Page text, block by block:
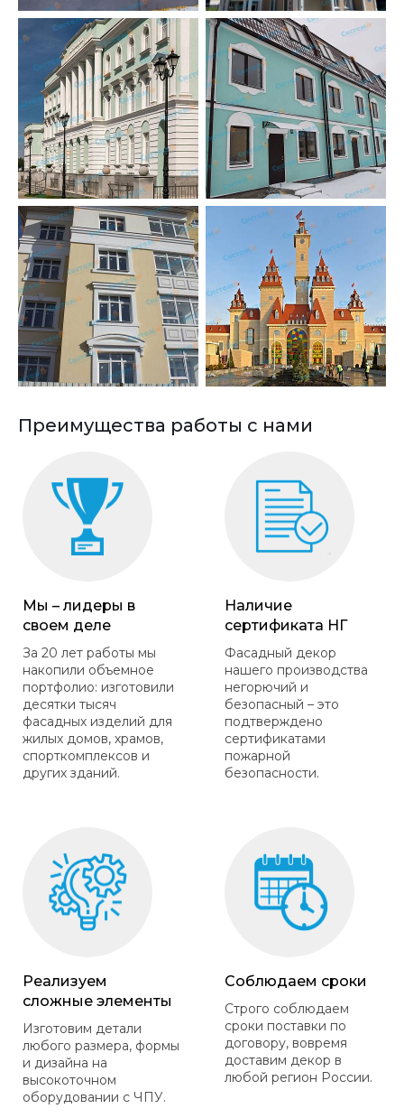
Преимущества работы с нами
Мы – лидеры в
своем деле
За 20 лет работы мы
накопили объемное
портфолио: изготовили
десятки тысяч
фасадных изделий для
жилых домов, храмов,
спорткомплексов и
других зданий.
Наличие
сертификата НГ
Фасадный декор
нашего производства
негорючий и
безопасный – это
подтверждено
сертификатами
пожарной
безопасности.
Реализуем
сложные элементы
Изготовим детали
любого размера, формы
и дизайна на
высокоточном
оборудовании с ЧПУ.
Соблюдаем сроки
Строго соблюдаем
сроки поставки по
договору, вовремя
доставим декор в
любой регион России.